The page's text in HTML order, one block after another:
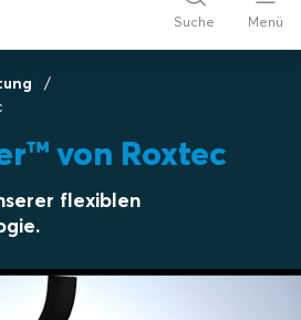
Suche Menü
von Roxtec
flexiblen